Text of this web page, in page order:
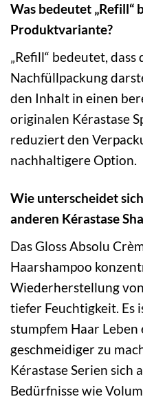
Was bedeutet „Refill“
Produktvariante?
„Refill“ bedeutet,
Nachfüllpackung
den Inhalt in einen
originalen Kérastase
reduziert den
nachhaltigere Option.
Wie unterscheidet
anderen Kérastase
Das Gloss Absolu
Haarshampoo
Wiederherstellung
tiefer Feuchtigkeit. Es
stumpfem Haar
geschmeidiger zu
Kérastase Serien sich
Bedürfnisse wie